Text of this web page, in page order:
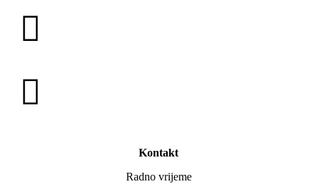
Kontakt
Radno vrijeme